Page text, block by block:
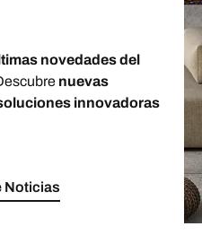
novedades del
nuevas
innovadoras
Noticias